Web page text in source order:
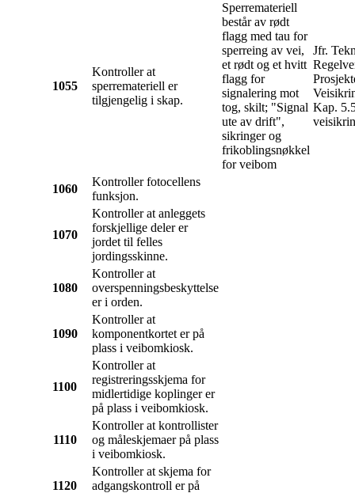
1055
Kontroller at
sperremateriell er
tilgjengelig i skap.
Sperremateriell
består av rødt
flagg med tau for
sperreing av vei,
et rødt og et hvitt
flagg for
signalering mot
tog, skilt; "Signal
ute av drift",
sikringer og
frikoblingsnøkkel
for veibom
Jfr.
Kap.
1060
Kontroller fotocellens
funksjon.
1070
Kontroller at anleggets
forskjellige deler er
jordet til felles
jordingsskinne.
1080
Kontroller at
overspenningsbeskyttelse
er i orden.
1090
Kontroller at
komponentkortet er på
plass i veibomkiosk.
1100
Kontroller at
registreringsskjema for
midlertidige koplinger er
på plass i veibomkiosk.
1110
Kontroller at kontrollister
og måleskjemaer på plass
i veibomkiosk.
1120
Kontroller at skjema for
adgangskontroll er på